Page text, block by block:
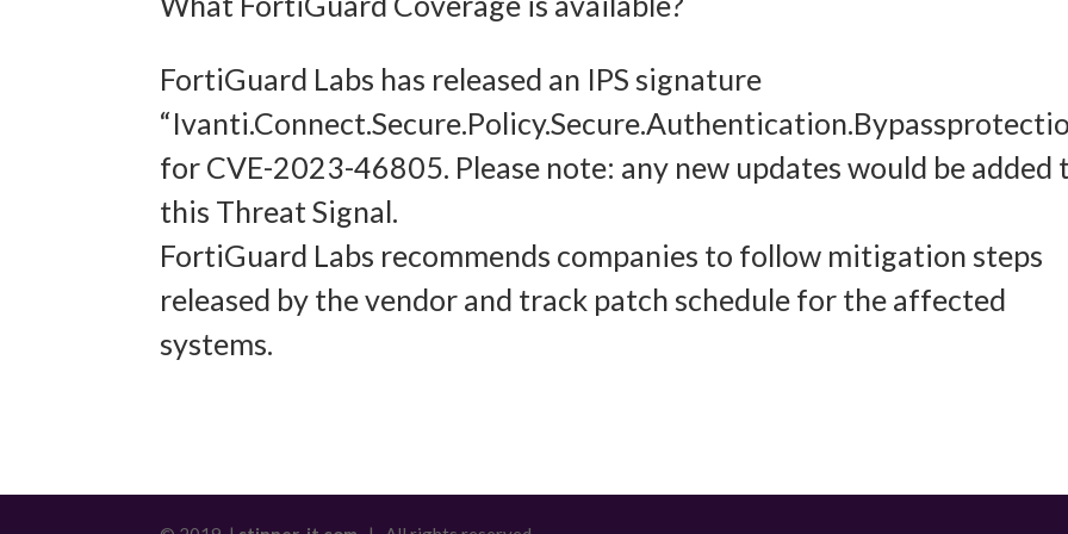
Abgleichung und Kombination von Daten aus unterschiedlichen Quellen, Verknüpfung
verschiedener Endgeräte, Identifikation von Endgeräten anhand automatisch
übermittelter Informationen.
FortiGuard Labs has released an IPS signature
for CVE-2023-46805. Please note: any new updates would be added
this Threat Signal.
FortiGuard Labs recommends companies to follow mitigation steps
released by the vendor and track patch schedule for the affected
systems.